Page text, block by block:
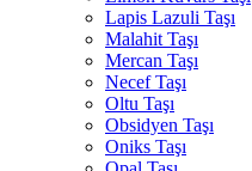
Lapis Lazuli Taşı
Malahit Taşı
Mercan Taşı
Necef Taşı
Oltu Taşı
Obsidyen Taşı
Oniks Taşı